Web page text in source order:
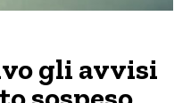
gli avvisi